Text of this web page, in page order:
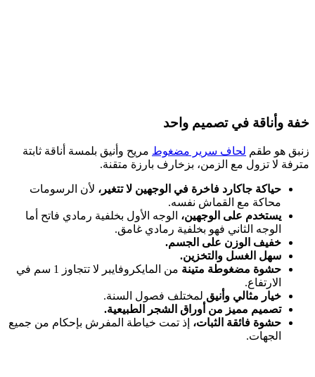
خفة وأناقة في تصميم واحد
زنبق هو طقم لحاف سرير مضغوط مريح وأنيق بلمسة أناقة ثابتة
مترفة لا تزول مع الزمن، بزخارف بارزة متقنة.
حياكة جاكارد فاخرة في الوجهين لا تتغير، لأن الرسومات
محاكة مع القماش نفسه.
يستخدم على الوجهين، الوجه الأول بخلفية رمادي فاتح أما
الوجه الثاني فهو بخلفية رمادي غامق.
خفيف الوزن على الجسم.
سهل الغسل والتخزين.
حشوة مضغوطة متينة
من المايكروفايبر لا تتجاوز 1 سم في
الارتفاع.
خيار مثالي وأنيق لمختلف فصول السنة.
تصميم مميز من أوراق الشجر الطبيعية.
حشوة فائقة الثبات، إذ تمت خياطة المفرش بإحكام من جميع
الجهات.